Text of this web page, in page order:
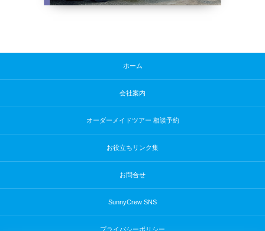
ホーム
会社案内
オーダーメイドツアー 相談予約
お役立ちリンク集
お問合せ
SunnyCrew SNS
プライバシーポリシー